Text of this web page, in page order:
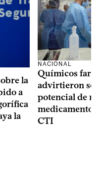
la
a
la
NACIONAL
Químicos
advirtieron
potencial de
medicamentos
CTI